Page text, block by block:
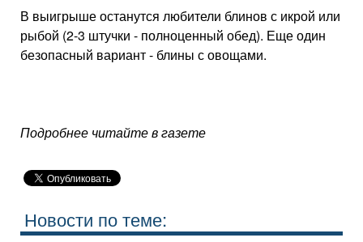
В выигрыше останутся любители блинов с икрой или
рыбой (2-3 штучки - полноценный обед). Еще один
безопасный вариант - блины с овощами.
Подробнее читайте в газете
Новости по теме: